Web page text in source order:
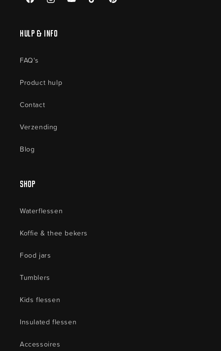
FacebookInstagramYouTubeTikTok Pinterest
Hulp & Info
FAQ's
Product hulp
Contact
Verzending
Blog
shop
Waterflessen
Koffie & thee bekers
Food jars
Tumblers
Kids flessen
Insulated flessen
Accessoires